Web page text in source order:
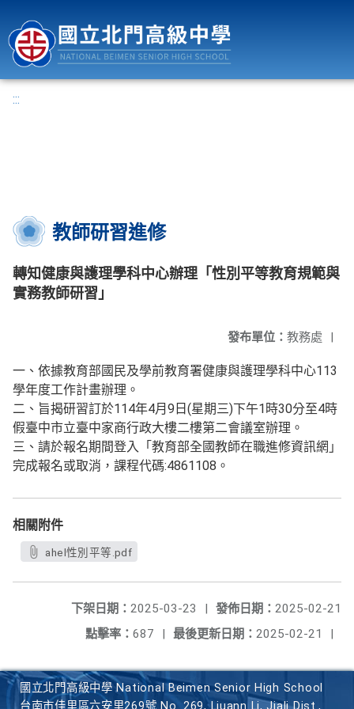
:::
教師研習進修
轉知健康與護理學科中心辦理「性別平等教育規範與
實務教師研習」
發布單位： 教務處 |
一、依據教育部國民及學前教育署健康與護理學科中心113
學年度工作計畫辦理。
二、旨揭研習訂於114年4月9日(星期三)下午1時30分至4時
假臺中市立臺中家商行政大樓二樓第二會議室辦理。
三、請於報名期間登入「教育部全國教師在職進修資訊網」
完成報名或取消，課程代碼:4861108。
相關附件
ahel性別平等.pdf
發佈日期： 2025-02-21
下架日期： 2025-03-23
|
最後更新日期： 2025-02-21 |
點擊率： 687 |
國立北門高級中學 National Beimen Senior High School
台南市佳里區六安里269號 No. 269, Liuann Li, Jiali Dist.,